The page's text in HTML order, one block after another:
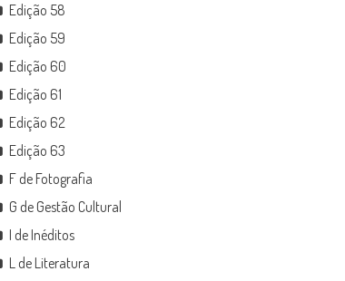
Edição 58
Edição 59
Edição 60
Edição 61
Edição 62
Edição 63
F de Fotografia
G de Gestão Cultural
I de Inéditos
L de Literatura